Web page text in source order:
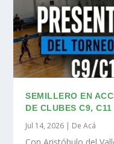
SEMILLERO EN
DE CLUBES C9, C11
Jul 14, 2026 | De Acá